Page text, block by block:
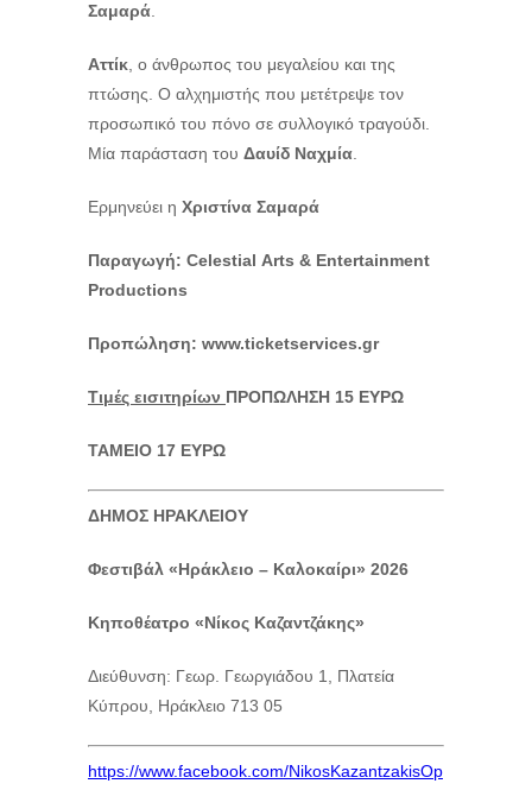
Σαμαρά
Αττίκ , ο άνθρωπος του μεγαλείου και της
πτώσης. Ο αλχημιστής που μετέτρεψε τον
προσωπικό του πόνο σε συλλογικό τραγούδι.
Μία παράσταση του Δαυίδ Ναχμία
Ερμηνεύει η Χριστίνα Σαμαρά
Παραγωγή: Celestial Arts & Entertainment
Productions
Προπώληση: www.ticketservices.gr
Τιμές εισιτηρίων ΠΡΟΠΩΛΗΣΗ 15 ΕΥΡΩ
ΤΑΜΕΙΟ 17 ΕΥΡΩ
ΔΗΜΟΣ ΗΡΑΚΛΕΙΟΥ
Φεστιβάλ «Ηράκλειο – Καλοκαίρι» 2026
Κηποθέατρο «Νίκος Καζαντζάκης»
Διεύθυνση: Γεωρ. Γεωργιάδου 1, Πλατεία
Κύπρου, Ηράκλειο 713 05
https://www.facebook.com/NikosKazantzakisOp